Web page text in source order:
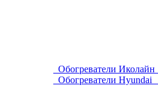
Обогреватели Иколайн
Обогреватели Hyundai